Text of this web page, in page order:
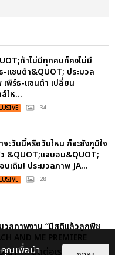
ถ้าไม่มีทุกคนก็คงไม่มี
-แซนต้า&QUOT; ประมวล
เพิร์ธ-แซนต้า เปลี่ยน
ให...
: 34
จะวันนี้หรือวันไหน ก็จะยังภูมิใจ
&QUOT;แจบอม&QUOT;
นเดิม! ประมวลภาพ JA...
: 28
วลภาพงาน “มีสติแล้วลูกพีช
AND ME PREMIERE
ปอนด์-ภูวินทร์ คลั่งรัก
ณา ติดต่อเรา
คุณเพื่อนำ